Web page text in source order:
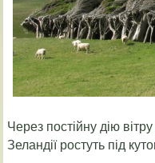
Через постійну дію
Зеландії ростуть під